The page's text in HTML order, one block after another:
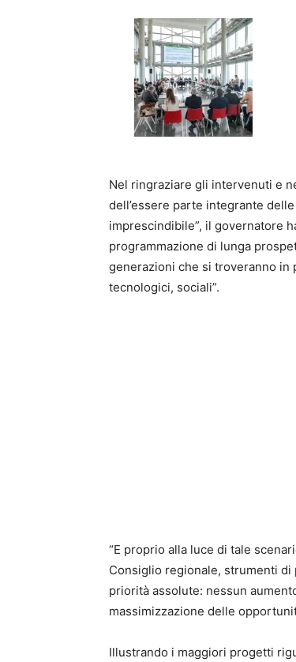
Nel ringraziare gli intervenuti e
dell’essere parte integrante
imprescindibile”, il governatore
programmazione di lunga
generazioni che si troveranno in
tecnologici, sociali”.
“E proprio alla luce di tale
Consiglio regionale, strumenti
priorità assolute: nessun
massimizzazione delle
Illustrando i maggiori progetti